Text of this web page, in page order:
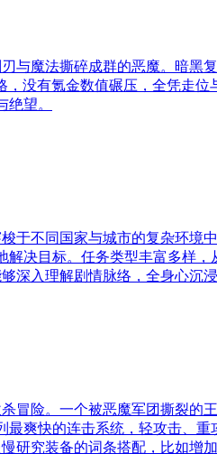
魔法撕碎成群的恶魔。暗黑
没有氪金数值碾压，全凭走
望。
不同国家与城市的复杂环境
决目标。任务类型丰富多样
入理解剧情脉络，全身心沉
险。一个被恶魔军团撕裂的
爽快的连击系统，轻攻击、
究装备的词条搭配，比如增